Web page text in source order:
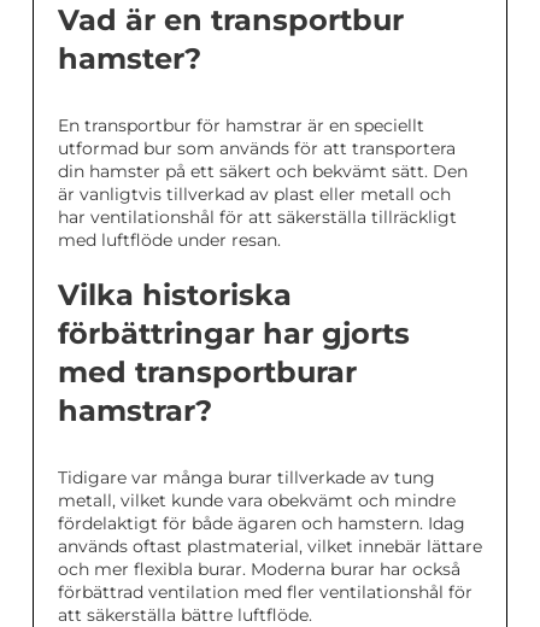
Vad är en transportbur
hamster?
En transportbur för hamstrar är en speciellt
utformad bur som används för att transportera
din hamster på ett säkert och bekvämt sätt. Den
är vanligtvis tillverkad av plast eller metall och
har ventilationshål för att säkerställa tillräckligt
med luftflöde under resan.
Vilka historiska
förbättringar har gjorts
med transportburar
hamstrar?
Tidigare var många burar tillverkade av tung
metall, vilket kunde vara obekvämt och mindre
fördelaktigt för både ägaren och hamstern. Idag
används oftast plastmaterial, vilket innebär lättare
och mer flexibla burar. Moderna burar har också
förbättrad ventilation med fler ventilationshål för
att säkerställa bättre luftflöde.